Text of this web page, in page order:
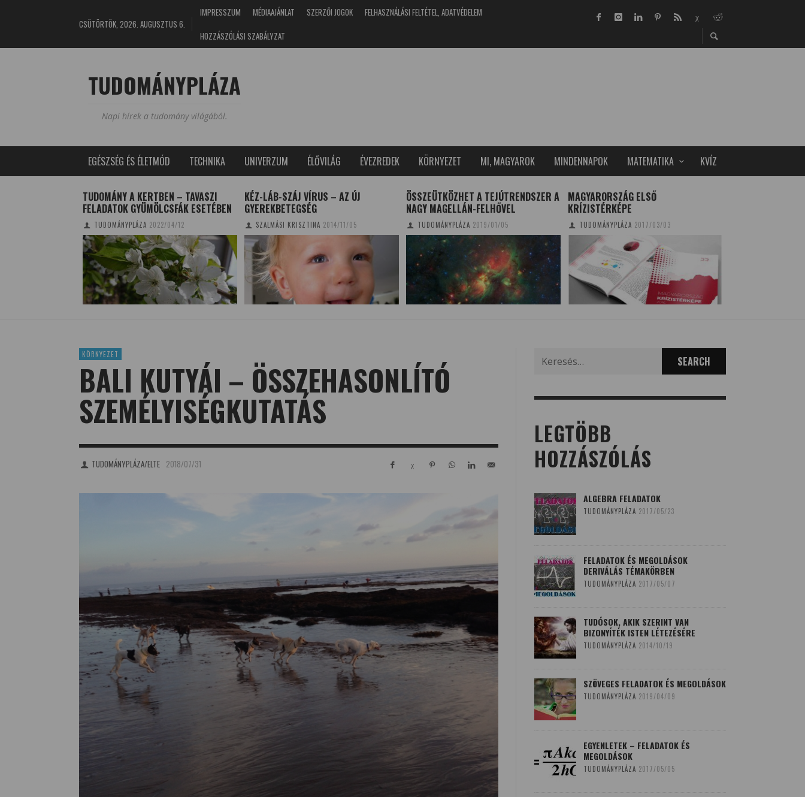
CSÜTÖRTÖK, 2026. AUGUSZTUS 6.
IMPRESSZUM MÉDIAAJÁNLAT SZERZŐI JOGOK
FELHASZNÁLÁSI FELTÉTEL, ADATVÉDELEM
HOZZÁSZÓLÁSI SZABÁLYZAT
TUDOMÁNYPLÁZA
Napi hírek a tudomány világából.
EGÉSZSÉG ÉS ÉLETMÓD TECHNIKA UNIVERZUM ÉLŐVILÁG ÉVEZREDEK KÖRNYEZET MI, MAGYAROK MINDENNAPOK MATEMATIKA KVÍZ
TUDOMÁNY A KERTBEN – TAVASZI
FELADATOK GYÜMÖLCSFÁK ESETÉBEN
TUDOMÁNYPLÁZA 2022/04/12
KÉZ-LÁB-SZÁJ VÍRUS – AZ ÚJ
GYEREKBETEGSÉG
SZALMÁSI KRISZTINA 2014/11/05
ÖSSZEÜTKÖZHET A TEJÚTRENDSZER A
NAGY MAGELLÁN-FELHŐVEL
TUDOMÁNYPLÁZA 2019/01/05
MAGYARORSZÁG ELSŐ
KRÍZISTÉRKÉPE
TUDOMÁNYPLÁZA 2017/03/03
KÖRNYEZET
BALI KUTYÁI – ÖSSZEHASONLÍTÓ
SZEMÉLYISÉGKUTATÁS
TUDOMÁNYPLÁZA/ELTE 2018/07/31
for:
LEGTÖBB
HOZZÁSZÓLÁS
ALGEBRA FELADATOK
TUDOMÁNYPLÁZA 2017/05/23
FELADATOK ÉS MEGOLDÁSOK
DERIVÁLÁS TÉMAKÖRBEN
TUDOMÁNYPLÁZA 2017/05/07
TUDÓSOK, AKIK SZERINT VAN
BIZONYÍTÉK ISTEN LÉTEZÉSÉRE
TUDOMÁNYPLÁZA 2014/10/19
SZÖVEGES FELADATOK ÉS MEGOLDÁSOK
TUDOMÁNYPLÁZA 2019/04/09
EGYENLETEK – FELADATOK ÉS
MEGOLDÁSOK
TUDOMÁNYPLÁZA 2017/05/05